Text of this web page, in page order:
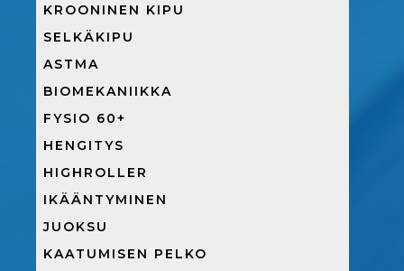
KROONINEN KIPU
SELKÄKIPU
ASTMA
BIOMEKANIIKKA
FYSIO 60+
HENGITYS
HIGHROLLER
IKÄÄNTYMINEN
JUOKSU
KAATUMISEN PELKO